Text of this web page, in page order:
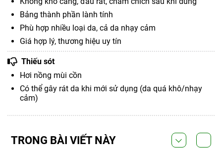
Bảng thành phần lành tính
Phù hợp nhiều loại da, cả da nhạy cảm
Giá hợp lý, thương hiệu uy tín
Thiếu sót
Hơi nồng mùi cồn
Có thể gây rát da khi mới sử dụng (da quá khô/nhạy
cảm)
TRONG BÀI VIẾT NÀY